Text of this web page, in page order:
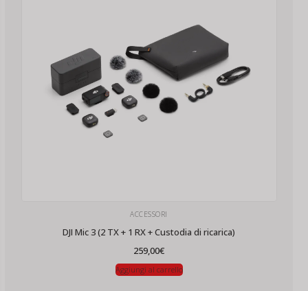
ACCESSORI
DJI Mic 3 (2 TX + 1 RX + Custodia di ricarica)
259,00€
Aggiungi al carrello